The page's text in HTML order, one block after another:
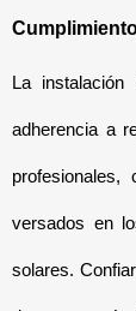
La
adherencia a
versados en
solares.